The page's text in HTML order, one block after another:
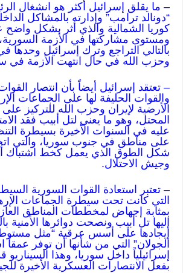
– ما يقلق إسرائيل أكثر هو انشغال
“دونالد ترامب” وإدارته بالمشاكل
كوريا الشمالية والذي أثر بشكل واضح
ومستوى مشاركتها في الأزمة
بالتالي التراجع وترك إسرائيل وحدها
وحزب الله في حال انتهت الأزمة في
– تعتقد إسرائيل أيضاً بأن انتصار
والقوات الحليفة لها على الجماعات
الأرضية لإيران وحزب الله للتركيز
المحتل، وهو ما يعني لتل أبيب فقد
عليه في السنوات الأخيرة بسيطرة
على مناطق في جنوب سوريا، والتي
شكل الطوق الذي يعمل كخط اشتباك
وجيش الاحتلال.
– تعتبر استعادة القوات السورية
التي كانت تحت سيطرة الجماعات
بمثابة إجهاض لمخططات المناطق
إليها تل أبيب ونصحت دوائرها الأمنية
إيجادها على أسس عرقية “مثل
الجولان” التي من شأنها أن توفر عمقاً
إسرائيلياً داخل سوريا، وهذا
بفعل الانتصارات العسكرية الأخيرة